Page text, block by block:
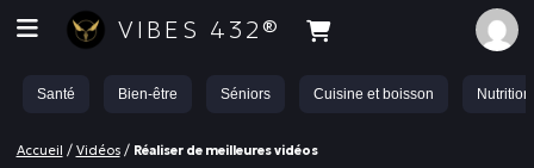
VIBES 432®
Santé Bien-être Séniors Cuisine et boisson Nutrition
Accueil / Vidéos/ Réaliser de meilleures vidéos